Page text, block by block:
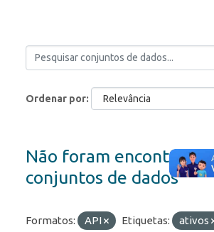
Ordenar por
Não foram encontrados
conjuntos de dados
Formatos: API Etiquetas:
ativos